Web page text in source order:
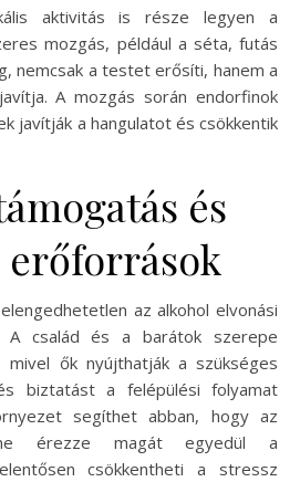
aktivitás is része legyen a
mozgás, például a séta, futás
nemcsak a testet erősíti, hanem a
A mozgás során endorfinok
javítják a hangulatot és csökkentik
és
erőforrások
az alkohol elvonási
A család és a barátok szerepe
mivel ők nyújthatják a szükséges
biztatást a felépülési folyamat
segíthet abban, hogy az
érezze magát egyedül a
csökkentheti a stressz